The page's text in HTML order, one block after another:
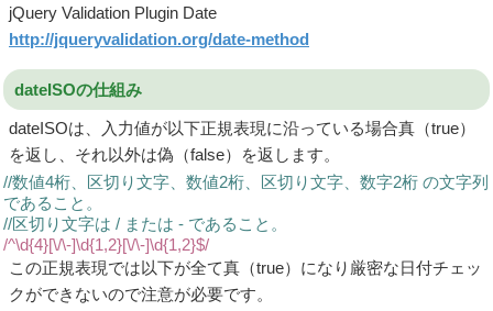
jQuery Validation Plugin Date
http://jqueryvalidation.org/date-method
dateISOの仕組み
dateISOは、入力値が以下正規表現に沿っている場合真（true）
を返し、それ以外は偽（false）を返します。
//数値4桁、区切り文字、数値2桁、区切り文字、数字2桁 の文字列
であること。
//区切り文字は / または - であること。
/^\d{4}[\/\-]\d{1,2}[\/\-]\d{1,2}$/
この正規表現では以下が全て真（true）になり厳密な日付チェッ
クができないので注意が必要です。